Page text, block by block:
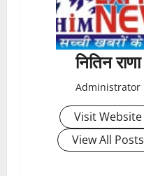
नितिन राणा
Administrator
Visit Website
View All Posts